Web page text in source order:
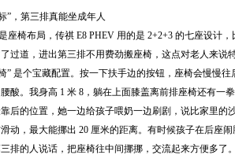
”，第三排真能坐成年人
座椅布局，传祺 E8 PHEV 用的是 2+2+3 的七座设计
过道，进出第三排不用费劲搬座椅，这点对老人来说
” 是个宝藏配置。按一下扶手边的按钮，座椅会慢慢
酸。我身高 1 米 8，躺在上面膝盖离前排座椅还有一
后的位置，她一边给孩子喂奶一边刷剧，说比家里的
动，最大能挪出 20 厘米的距离。有时候孩子在后座
排的人说话，把座椅往中间挪挪，交流起来方便多了